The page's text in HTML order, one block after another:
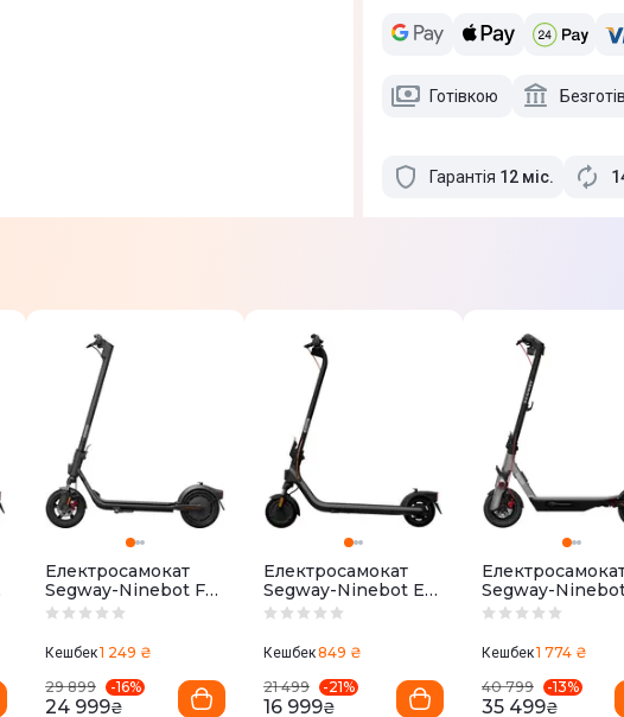
Готівкою
Гарантія 12 міс.
Електросамокат
Segway-Ninebot F2
II E Black
Кешбек1 249 ₴
29 899
-16%
24 999₴
Електросамокат
Segway-Ninebot E2
PLUS E II Black
Кешбек849 ₴
21 499
-21%
16 999₴
Segway-
E Grey
Кешбек1 774 ₴
40 799
-13%
35 499₴